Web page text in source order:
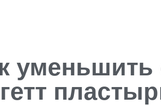
уменьшить